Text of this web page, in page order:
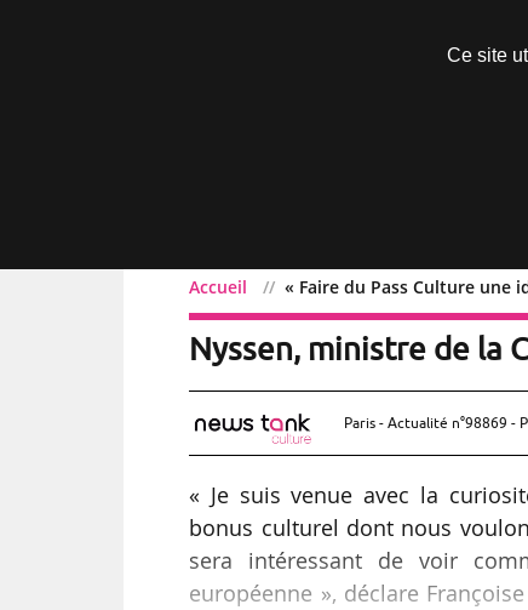
Accueil « Faire du Pass Culture une
« Faire du Pass
Nyssen, ministre de la
Paris - Actualité n°98869 -
« Je suis venue avec la
bonus culturel dont nous
sera intéressant de voir
européenne », déclare
Ce site